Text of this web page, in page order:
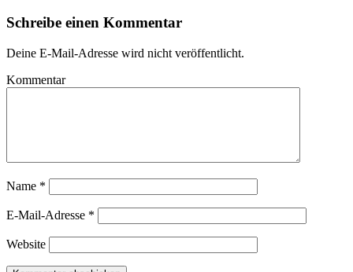
Schreibe einen Kommentar
Deine E-Mail-Adresse wird nicht veröffentlicht.
Kommentar
Name *
E-Mail-Adresse *
Website